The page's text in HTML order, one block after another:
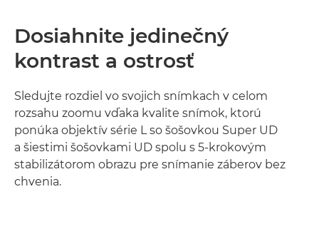
Dosiahnite jedinečný
kontrast a ostrosť
Sledujte rozdiel vo svojich snímkach v celom
rozsahu zoomu vďaka kvalite snímok, ktorú
ponúka objektív série L so šošovkou Super UD
a šiestimi šošovkami UD spolu s 5-krokovým
stabilizátorom obrazu pre snímanie záberov bez
chvenia.